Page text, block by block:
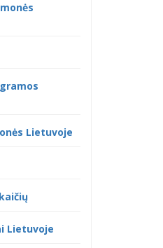
Lietuvoje
Lietuvoje